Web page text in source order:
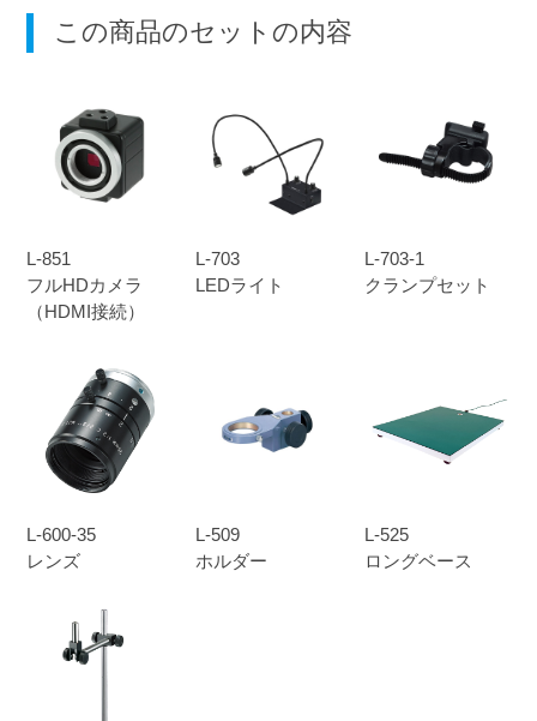
この商品のセットの内容
L-851
フルHDカメラ
（HDMI接続）
L-703
LEDライト
L-703-1
クランプセット
L-600-35
レンズ
L-509
ホルダー
L-525
ロングベース